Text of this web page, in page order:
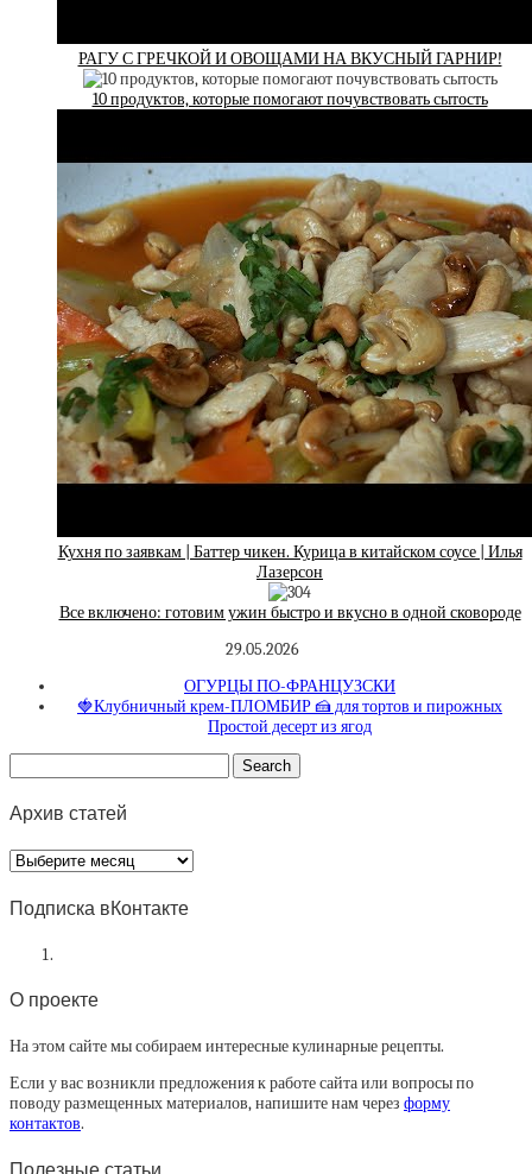
РАГУ С ГРЕЧКОЙ И ОВОЩАМИ НА ВКУСНЫЙ ГАРНИР!
10 продуктов, которые помогают почувствовать сытость
Кухня по заявкам | Баттер чикен. Курица в китайском соусе | Илья
Лазерсон
Все включено: готовим ужин быстро и вкусно в одной сковороде
29.05.2026
ОГУРЦЫ ПО-ФРАНЦУЗСКИ
🍓Клубничный крем-ПЛОМБИР 🍰 для тортов и пирожных
Простой десерт из ягод
Архив статей
Архив
статей
Подписка вКонтакте
О проекте
На этом сайте мы собираем интересные кулинарные рецепты.
Если у вас возникли предложения к работе сайта или вопросы по
поводу размещенных материалов, напишите нам через форму
контактов.
Полезные статьи